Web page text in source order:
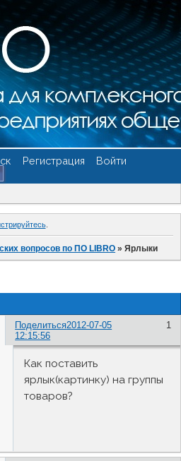
Регистрация
Войти
.
вопросов по ПО LIBRO »Ярлыки
Поделиться 1
2012-07-05
12:15:56
Как поставить
ярлык(картинку) на группы
товаров?